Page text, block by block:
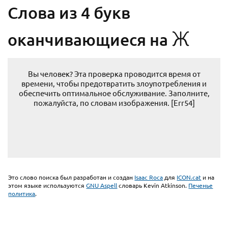
Cлова из 4 букв
оканчивающиеся на Ж
Вы человек? Эта проверка проводится время от
времени, чтобы предотвратить злоупотребления и
обеспечить оптимальное обслуживание. Заполните,
пожалуйста, по словам изображения. [Err54]
Это слово поиска был разработан и создан Isaac Roca для ICON.cat и на
этом языке используютсяGNU Aspellсловарь Kevin Atkinson. Печенье
политика.